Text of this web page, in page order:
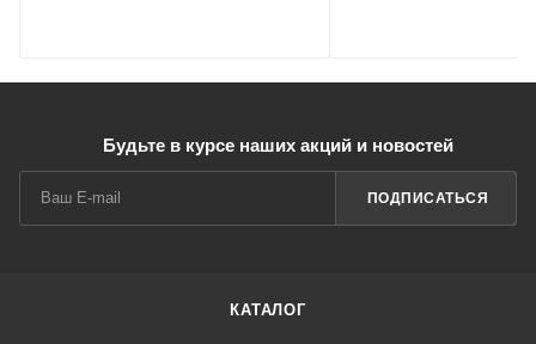
Будьте в курсе наших акций и новостей
ПОДПИСАТЬСЯ
КАТАЛОГ